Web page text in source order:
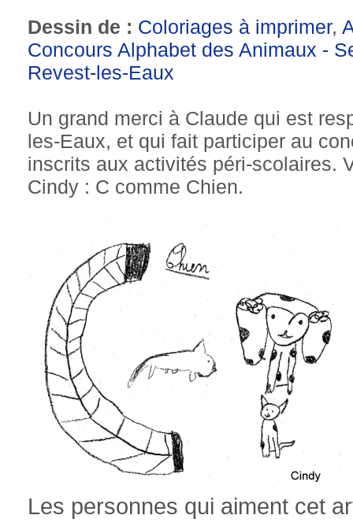
Dessin de : Coloriages à imprimer,
Concours Alphabet des Animaux -
Revest-les-Eaux
Un grand merci à Claude qui est
les-Eaux, et qui fait participer au
inscrits aux activités péri-scolaires.
Cindy : C comme Chien.
Les personnes qui aiment cet